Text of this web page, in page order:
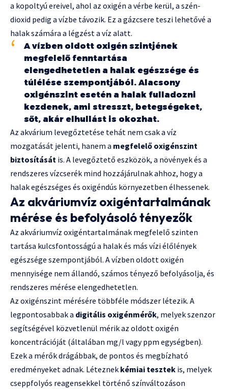
a kopoltyú ereivel, ahol az oxigén a vérbe kerül, a szén-
dioxid pedig a vízbe távozik. Ez a gázcsere teszi lehetővé a
halak számára a légzést a víz alatt.
A vízben oldott oxigén szintjének
megfelelő fenntartása
elengedhetetlen a halak egészsége és
túlélése szempontjából. Alacsony
oxigénszint esetén a halak fulladozni
kezdenek, ami stresszt, betegségeket,
sőt, akár elhullást is okozhat.
Az akvárium levegőztetése tehát nem csak a víz
mozgatását jelenti, hanem a megfelelő oxigénszint
biztosítását is. A levegőztető eszközök, a növények és a
rendszeres vízcserék mind hozzájárulnak ahhoz, hogy a
halak egészséges és oxigéndús környezetben élhessenek.
Az akváriumvíz oxigéntartalmának
mérése és befolyásoló tényezők
Az akváriumvíz oxigéntartalmának megfelelő szinten
tartása kulcsfontosságú a halak és más vízi élőlények
egészsége szempontjából. A vízben oldott oxigén
mennyisége nem állandó, számos tényező befolyásolja, és
rendszeres mérése elengedhetetlen.
Az oxigénszint mérésére többféle módszer létezik. A
legpontosabbak a digitális oxigénmérők, melyek szenzor
segítségével közvetlenül mérik az oldott oxigén
koncentrációját (általában mg/l vagy ppm egységben).
Ezek a mérők drágábbak, de pontos és megbízható
eredményeket adnak. Léteznek kémiai tesztek is, melyek
cseppfolyós reagensekkel történő színváltozáson